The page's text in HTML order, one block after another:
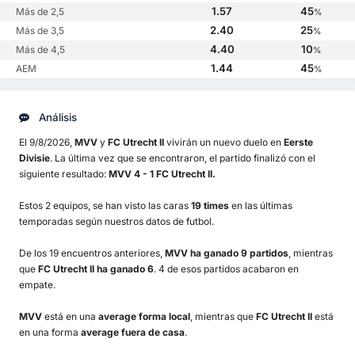
Más de 2,5 1.57 45%
Más de 3,5 2.40 25%
Más de 4,5 4.40 10%
AEM 1.44 45%
Análisis
El 9/8/2026, MVV y FC Utrecht II vivirán un nuevo duelo en Eerste
Divisie. La última vez que se encontraron, el partido finalizó con el
siguiente resultado: MVV 4 - 1 FC Utrecht II.
Estos 2 equipos, se han visto las caras 19 times en las últimas
temporadas según nuestros datos de futbol.
De los 19 encuentros anteriores, MVV ha ganado 9 partidos, mientras
que FC Utrecht II ha ganado 6. 4 de esos partidos acabaron en
empate.
MVV está en una average forma local, mientras que FC Utrecht II está
en una forma average fuera de casa.